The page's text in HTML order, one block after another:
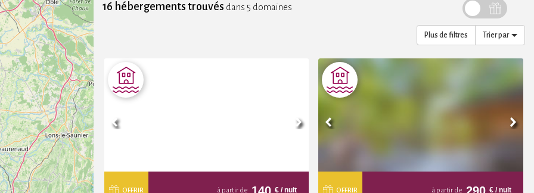
16 hébergements trouvés dans 5 domaines
Plus de filtres
OFFRIR à partir de €/ nuit OFFRIR à partir de € / nuit